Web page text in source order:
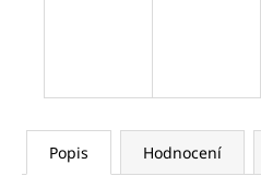
Popis Hodnocení